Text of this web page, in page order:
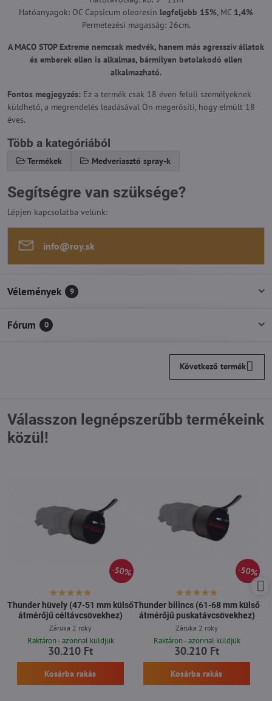
Hatóanyagok: OC Capsicum oleoresin legfeljebb 15%, MC 1,4%
Permetezési magasság: 26cm.
A MACO STOP Extreme nemcsak medvék, hanem más agresszív állatok
és emberek ellen is alkalmas, bármilyen betolakodó ellen
alkalmazható.
Fontos megjegyzés: Ez a termék csak 18 éven felüli személyeknek
küldhető, a megrendelés leadásával Ön megerősíti, hogy elmúlt 18
éves.
Több a kategóriából
Termékek Medveriasztó spray-k
Segítségre van szüksége?
Lépjen kapcsolatba velünk:
info​@roy​.sk
Vélemények 9
Fórum 0
Következő termék
Válasszon legnépszerűbb termékeink
közül!
50%
Thunder hüvely (47-51 mm külső
átmérőjű céltávcsövekhez)
Záruka 2 roky
Raktáron - azonnal küldjük
30.210 Ft
Kosárba rakás
50%
Thunder bilincs (61-68 mm külső
átmérőjű puskatávcsövekhez)
Záruka 2 roky
Raktáron - azonnal küldjük
30.210 Ft
Kosárba rakás